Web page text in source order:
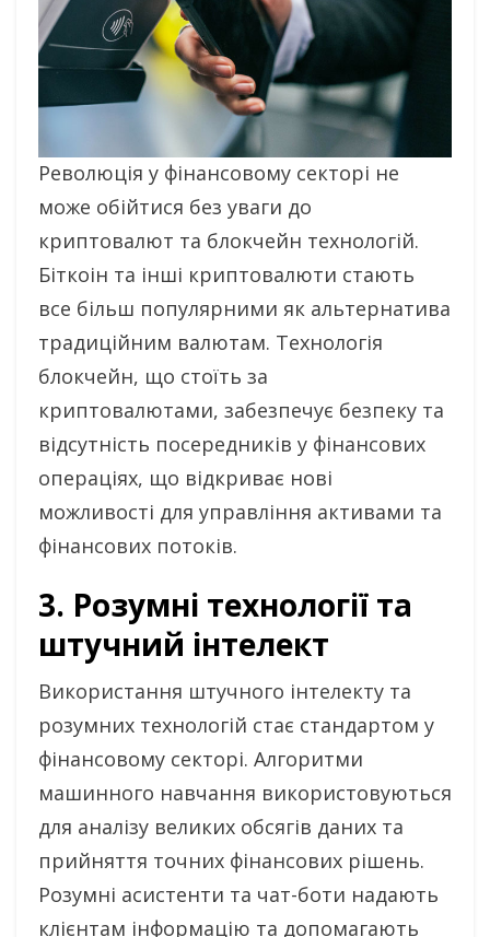
Революція у фінансовому секторі не
може обійтися без уваги до
криптовалют та блокчейн технологій.
Біткоін та інші криптовалюти стають
все більш популярними як альтернатива
традиційним валютам. Технологія
блокчейн, що стоїть за
криптовалютами, забезпечує безпеку та
відсутність посередників у фінансових
операціях, що відкриває нові
можливості для управління активами та
фінансових потоків.
3. Розумні технології та
штучний інтелект
Використання штучного інтелекту та
розумних технологій стає стандартом у
фінансовому секторі. Алгоритми
машинного навчання використовуються
для аналізу великих обсягів даних та
прийняття точних фінансових рішень.
Розумні асистенти та чат-боти надають
клієнтам інформацію та допомагають